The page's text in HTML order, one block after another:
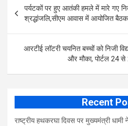
o
o
k
A
p
p
navigation
पर्यटकों पर हुए आतंकी हमले में मारे गए
श्रद्धांजलि,सीएम आवास में आयोजित
आरटीई लॉटरी चयनित बच्चों को निजी
और मौका, पोर्टल 24
Recent
राष्ट्रीय हथकरघा दिवस पर मुख्यमंत्री